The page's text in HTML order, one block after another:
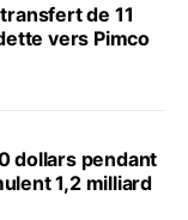
de 11
vers Pimco
dollars pendant
1,2 milliard